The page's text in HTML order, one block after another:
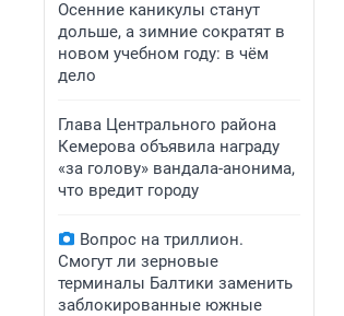
Осенние каникулы станут
дольше, а зимние сократят в
новом учебном году: в чём
дело
Глава Центрального района
Кемерова объявила награду
«за голову» вандала-анонима,
что вредит городу
Вопрос на триллион.
Смогут ли зерновые
терминалы Балтики заменить
заблокированные южные